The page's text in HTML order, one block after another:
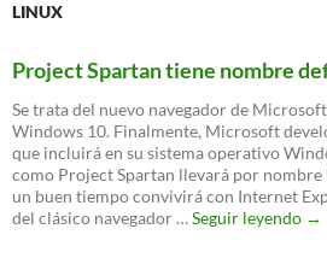
LINUX
Project Spartan tiene nombre
Se trata del nuevo navegador de
Windows 10. Finalmente, Microsoft
que incluirá en su sistema operativo
como Project Spartan llevará por
un buen tiempo convivirá con Internet
del clásico navegador …Seguir leyendo →